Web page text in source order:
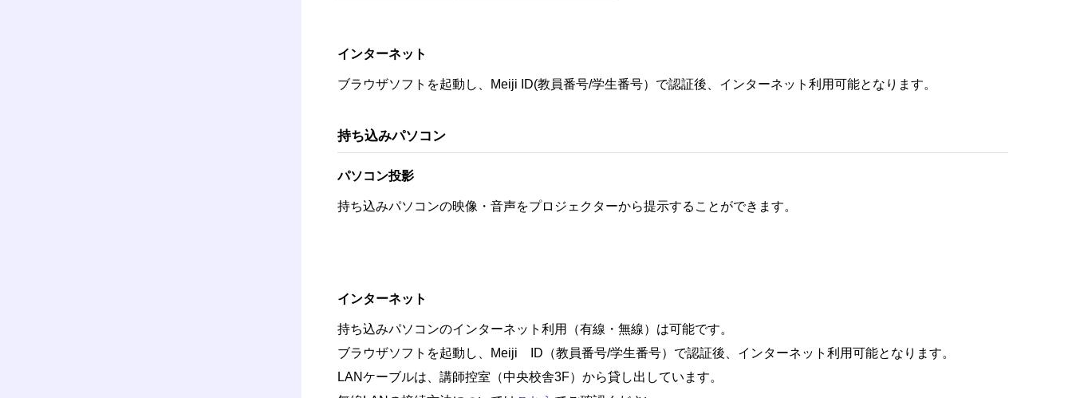
インターネット
ブラウザソフトを起動し、Meiji ID(教員番号/学生番号）で認証後、インターネット利用可能となります。
持ち込みパソコン
パソコン投影
持ち込みパソコンの映像・音声をプロジェクターから提示することができます。
インターネット
持ち込みパソコンのインターネット利用（有線・無線）は可能です。
ブラウザソフトを起動し、Meiji ID（教員番号/学生番号）で認証後、インターネット利用可能となります。
LANケーブルは、講師控室（中央校舎3F）から貸し出しています。